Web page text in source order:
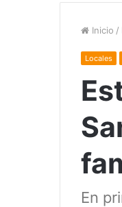
Inicio /
Locales
En